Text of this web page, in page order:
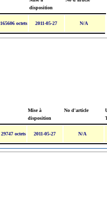
disposition
165606 octets 2011-05-27 N/A
Mise à
disposition
No d'article
29747 octets 2011-05-27 N/A